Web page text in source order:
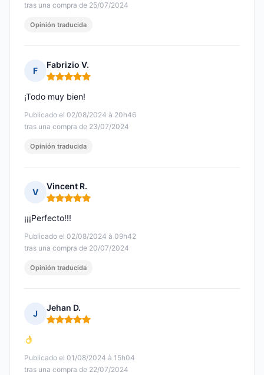
tras una compra de 25/07/2024
Opinión traducida
F
Fabrizio V.
Nota: 5 de 5
Publicado el 02/08/2024 à 20h46
tras una compra de 23/07/2024
¡Todo muy bien!
Opinión traducida
V
Vincent R.
Nota: 5 de 5
Publicado el 02/08/2024 à 09h42
tras una compra de 20/07/2024
¡¡¡Perfecto!!!
Opinión traducida
J
Jehan D.
Nota: 5 de 5
Publicado el 01/08/2024 à 15h04
tras una compra de 22/07/2024